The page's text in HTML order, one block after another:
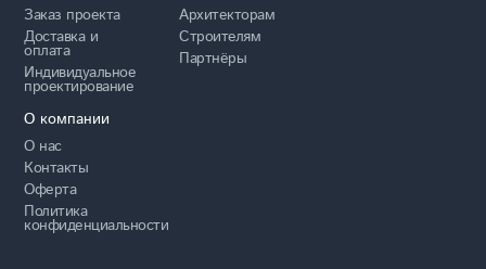
Заказ проекта
Доставка и
оплата
Индивидуальное
проектирование
Архитекторам
Строителям
Партнёры
О компании
О нас
Контакты
Оферта
Политика
конфиденциальности